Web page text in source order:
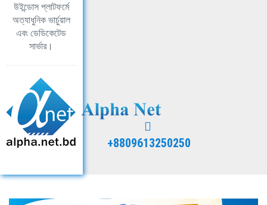
উইন্ডোস প্লাটফর্মে
অত্যাধুনিক ভার্চুয়াল
এবং ডেডিকেটেড
সার্ভার।
+8809613250250